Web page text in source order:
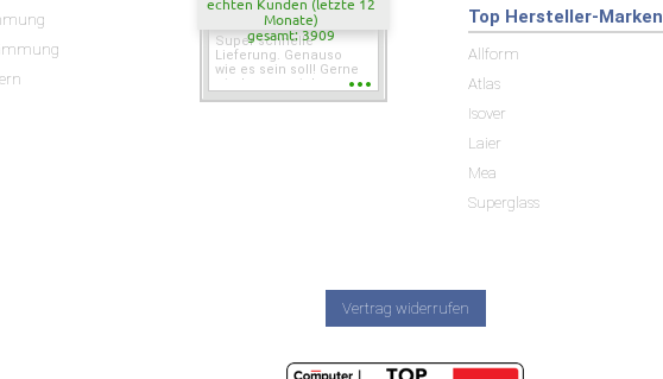
echten Kunden (letzte 12
Monate)
gesamt: 3909
Super schnelle
Lieferung. Genauso
wie es sein soll! Gerne
wieder wenn ich was
Top Hersteller-Marken
Allform
Atlas
Isover
Laier
Mea
Superglass
Vertrag widerrufen